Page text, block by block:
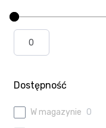
Regulamin sklepu
Ulubione
Wysyłka i płatność
Dostępność
W magazynie 0